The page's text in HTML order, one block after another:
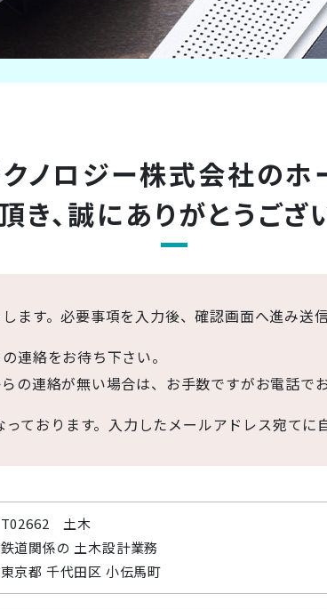
ノロジー株式会社のホ
き、誠にありがとうござ
ます。必要事項を入力後、確認画面へ進み送
連絡をお待ち下さい。
の連絡が無い場合は、お手数ですがお電話で
ております。入力したメールアドレス宛てに
T02662 土木
鉄道関係の 土木設計業務
東京都 千代田区 小伝馬町